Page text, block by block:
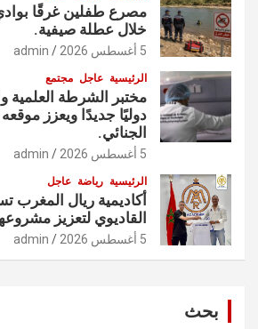
مصرع طفلين غرقًا
خلال عطلة صيفية.
5 أغسطس 2026 admin
الرئيسية عاجل مجتمع
مختبر الشرطة العلمية
دوليًا جديدًا ويعزز
الجنائي.
5 أغسطس 2026 admin
الرئيسية رياضة عاجل
أكاديمية ريال
القاديوي لتعزيز
5 أغسطس 2026 admin
بحث